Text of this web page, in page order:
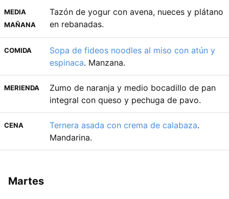
MEDIA
MAÑANA
Tazón de yogur con avena, nueces y plátano
en rebanadas.
COMIDA
Sopa de fideos noodles al miso con atún y
espinaca. Manzana.
MERIENDA
Zumo de naranja y medio bocadillo de pan
integral con queso y pechuga de pavo.
CENA Ternera asada con crema de calabaza.
Mandarina.
Martes